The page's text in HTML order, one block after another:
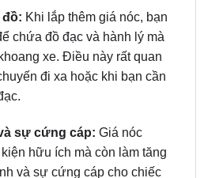
xe. Điều này rất quan
đi xa hoặc khi bạn cần
sự cứng cáp:
và sự cứng cáp cho chiếc
cho chiếc xe Toyota Yaris
và thu hút mọi ánh nhìn.